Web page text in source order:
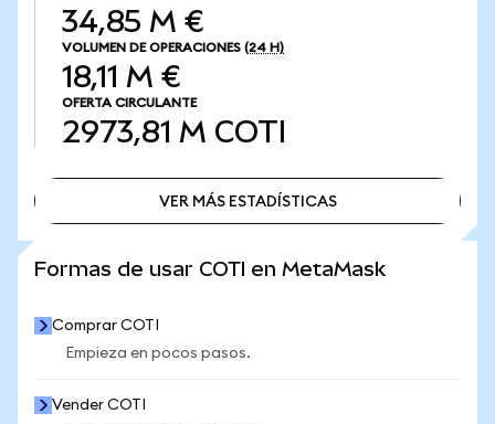
34,85 M €
VOLUMEN DE OPERACIONES (24 H)
18,11 M €
OFERTA CIRCULANTE
2973,81 M COTI
VER MÁS ESTADÍSTICAS
Formas de usar COTI en MetaMask
Comprar COTI
Empieza en pocos pasos.
Vender COTI